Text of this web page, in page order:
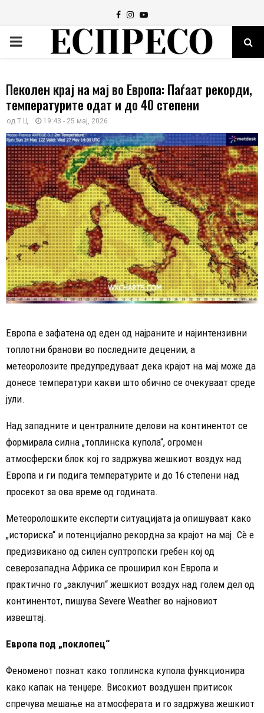
Facebook
Instagram
Youtube
PRIMARY
Пеколен крај на мај во Европа: Паѓаат рекорди,
температурите одат и до 40 степени
од Т.Ц. 19:43 - 25 мај, 2026
Европа е зафатена од еден од најраните и најинтензивни
топлотни бранови во последните децении, а
метеоролозите предупредуваат дека крајот на мај може да
донесе температури какви што обично се очекуваат среде
јули.
Над западните и централните делови на континентот се
формирала силна „топлинска купола“, огромен
атмосферски блок кој го задржува жешкиот воздух над
Европа и ги подига температурите и до 16 степени над
просекот за ова време од годината.
Метеоролошките експерти ситуацијата ја опишуваат како
„историска“ и потенцијално рекордна за крајот на мај. Сè е
предизвикано од силен суптропски гребен кој од
северозападна Африка се проширил кон Европа и
практично го „заклучил“ жешкиот воздух над голем дел од
континентот, пишува Severe Weather во најновиот
извештај.
Европа под „поклопец“
Феноменот познат како топлинска купола функционира
како капак на тенџере. Високиот воздушен притисок
спречува мешање на атмосферата и го задржува жешкиот